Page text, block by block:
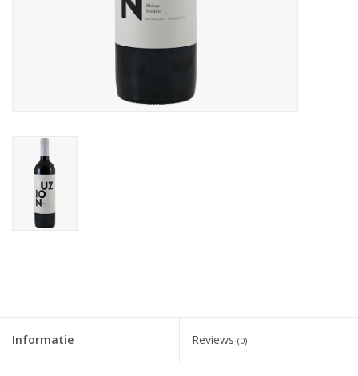
Informatie Reviews (0)